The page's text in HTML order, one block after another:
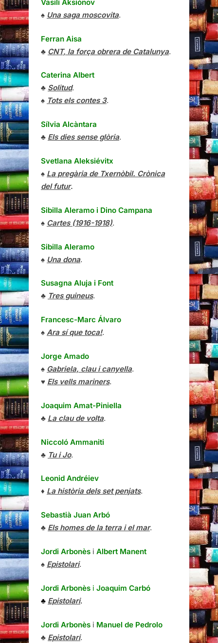
Vasili Aksiónov
♠ Una saga moscovita.
Ferran Aisa
♣ CNT, la força obrera de Catalunya.
Caterina Albert
♣ Solitud.
♠ Tots els contes 3.
Sílvia Alcàntara
♣ Els dies sense glòria.
Svetlana Aleksiévitx
♠ La pregària de Txernòbil. Crònica
del futur.
Sibilla Aleramo i Dino Campana
♠ Cartes (1916-1918).
Sibilla Aleramo
♠ Una dona.
Susagna Aluja i Font
♣ Tres guineus.
Francesc-Marc Álvaro
♠ Ara sí que toca!.
Jorge Amado
♠ Gabriela, clau i canyella.
♥ Els vells mariners.
Joaquim Amat-Piniella
♣ La clau de volta.
Niccoló Ammaniti
♣ Tu i Jo.
Leonid Andréiev
♦ La història dels set penjats.
Sebastià Juan Arbó
♣ Els homes de la terra i el mar.
Jordi Arbonès i Albert Manent
♠ Epistolari.
Jordi Arbonès i Joaquim Carbó
♣ Epistolari.
Jordi Arbonès i Manuel de Pedrolo
♣ Epistolari.